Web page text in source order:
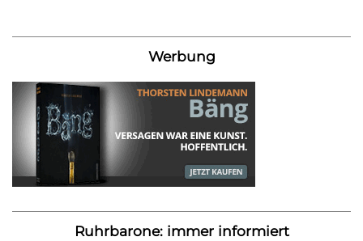
Werbung
Ruhrbarone: immer informiert